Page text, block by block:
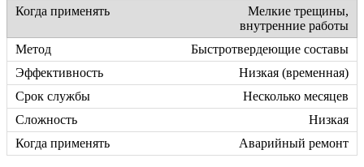
Мелкие трещины,
внутренние работы
Быстротвердеющие составы
Низкая (временная)
Несколько месяцев
Низкая
Аварийный ремонт